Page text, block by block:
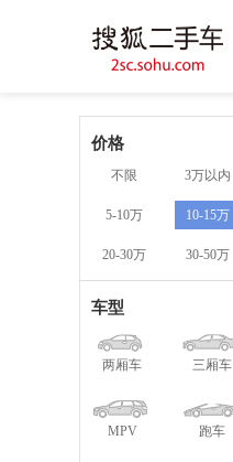
价格
不限 3万以内
5-10万 10-15万
20-30万 30-50万
车型
两厢车 三厢车
MPV 跑车